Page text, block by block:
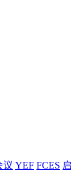
议 YEF FCES